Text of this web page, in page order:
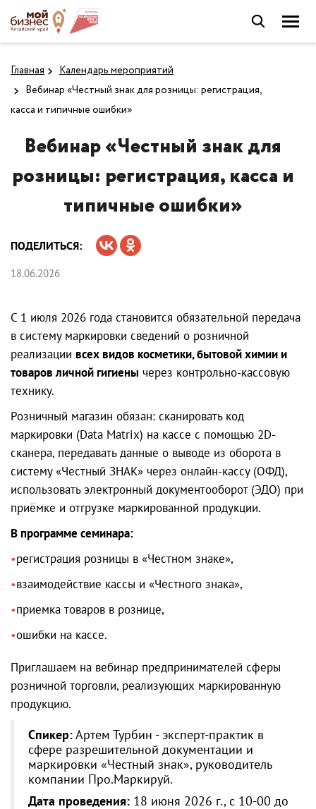
Главная
Календарь мероприятий
Вебинар «Честный знак для розницы: регистрация,
касса и типичные ошибки»
Вебинар «Честный знак для
розницы: регистрация, касса и
типичные ошибки»
ПОДЕЛИТЬСЯ:
18.06.2026
С 1 июля 2026 года становится обязательной передача
в систему маркировки сведений о розничной
реализации всех видов косметики, бытовой химии и
товаров личной гигиены через контрольно-кассовую
технику.
Розничный магазин обязан: сканировать код
маркировки (Data Matrix) на кассе с помощью 2D-
сканера, передавать данные о выводе из оборота в
систему «Честный ЗНАК» через онлайн-кассу (ОФД),
использовать электронный документооборот (ЭДО) при
приёмке и отгрузке маркированной продукции.
В программе семинара:
регистрация розницы в «Честном знаке»,
взаимодействие кассы и «Честного знака»,
приемка товаров в рознице,
ошибки на кассе.
Приглашаем на вебинар предпринимателей сферы
розничной торговли, реализующих маркированную
продукцию.
Спикер:Артем Турбин - эксперт-практик в
сфере разрешительной документации и
маркировки «Честный знак», руководитель
компании Про.Маркируй.
Дата проведения: 18 июня 2026 г., с 10-00 до